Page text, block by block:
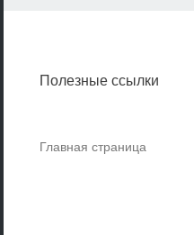
Полезные ссылки
Главная страница